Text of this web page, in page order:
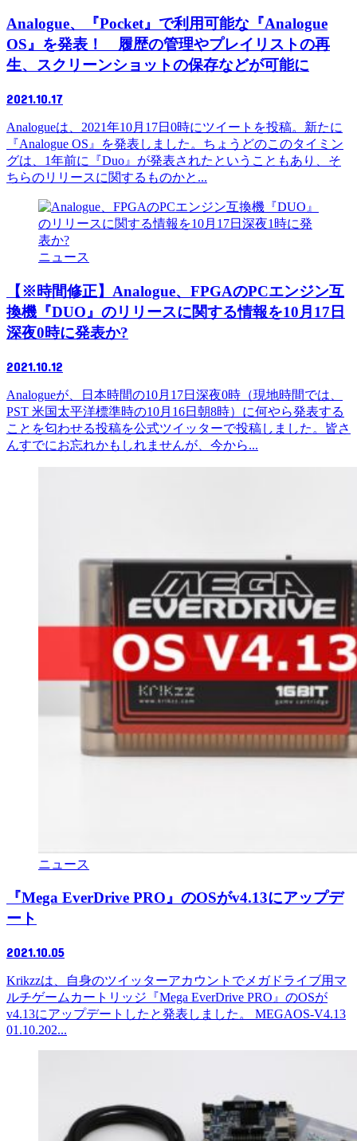
Analogue、『Pocket』で利用可能な『Analogue
OS』を発表！ 履歴の管理やプレイリストの再
生、スクリーンショットの保存などが可能に
2021.10.17
Analogueは、2021年10月17日0時にツイートを投稿。新たに
『Analogue OS』を発表しました。ちょうどのこのタイミン
グは、1年前に『Duo』が発表されたということもあり、そ
ちらのリリースに関するものかと...
ニュース
【※時間修正】Analogue、FPGAのPCエンジン互
換機『DUO』のリリースに関する情報を10月17日
深夜0時に発表か?
2021.10.12
Analogueが、日本時間の10月17日深夜0時（現地時間では、
PST 米国太平洋標準時の10月16日朝8時）に何やら発表する
ことを匂わせる投稿を公式ツイッターで投稿しました。皆さ
んすでにお忘れかもしれませんが、今から...
ニュース
『Mega EverDrive PRO』のOSがv4.13にアップデ
ート
2021.10.05
Krikzzは、自身のツイッターアカウントでメガドライブ用マ
ルチゲームカートリッジ『Mega EverDrive PRO』のOSが
v4.13にアップデートしたと発表しました。 MEGAOS-V4.13
01.10.202...